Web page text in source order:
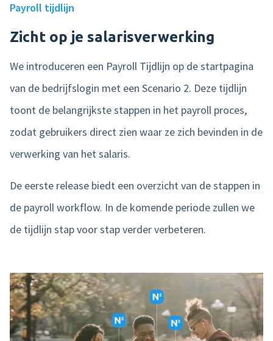
Payroll tijdlijn
Zicht op je salarisverwerking
We introduceren een Payroll Tijdlijn op de startpagina
van de bedrijfslogin met een Scenario 2. Deze tijdlijn
toont de belangrijkste stappen in het payroll proces,
zodat gebruikers direct zien waar ze zich bevinden in de
verwerking van het salaris.
De eerste release biedt een overzicht van de stappen in
de payroll workflow. In de komende periode zullen we
de tijdlijn stap voor stap verder verbeteren.